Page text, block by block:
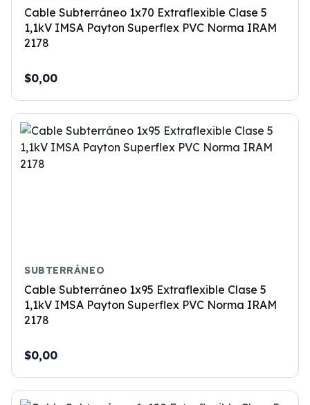
Cable Subterráneo 1x70 Extraflexible Clase 5
1,1kV IMSA Payton Superflex PVC Norma IRAM
2178
$0,00
SUBTERRÁNEO
Cable Subterráneo 1x95 Extraflexible Clase 5
1,1kV IMSA Payton Superflex PVC Norma IRAM
2178
$0,00